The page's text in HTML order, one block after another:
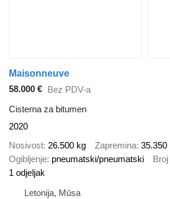
Maisonneuve
58.000 € Bez PDV-a
Cisterna za bitumen
2020
Nosivost 26.500 kg Zapremina 35.350
Ogibljenje pneumatski/pneumatski
1 odjeljak
Letonija, Mūsa